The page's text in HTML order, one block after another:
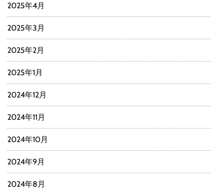
2025年4月
2025年3月
2025年2月
2025年1月
2024年12月
2024年11月
2024年10月
2024年9月
2024年8月